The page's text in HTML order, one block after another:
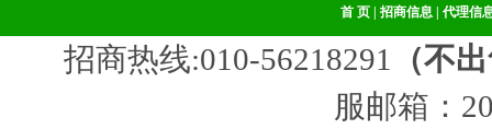
首 页 |招商信息 代理信
招商热线:010-56218291
（不
服邮箱：